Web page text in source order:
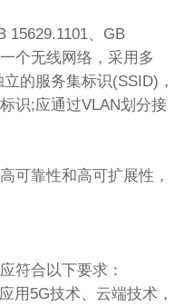
、GB
个无线网络，采用多
的服务集标识(SSID)，
识;应通过VLAN划分接
靠性和高可扩展性，
合以下要求：
5G技术、云端技术，